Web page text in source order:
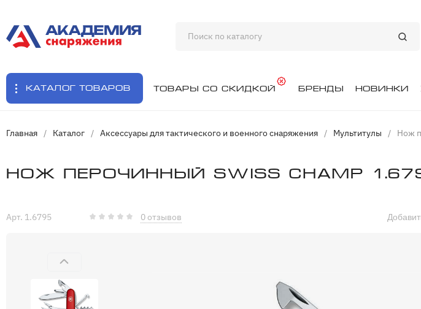
Каталог товаров Товары со скидкой Бренды Новинки
Главная / Каталог / Аксессуары для тактического и военного снаряжения / Мультитулы / Нож
Нож перочинный Swiss Champ
Арт. 1.6795 0 отзывов